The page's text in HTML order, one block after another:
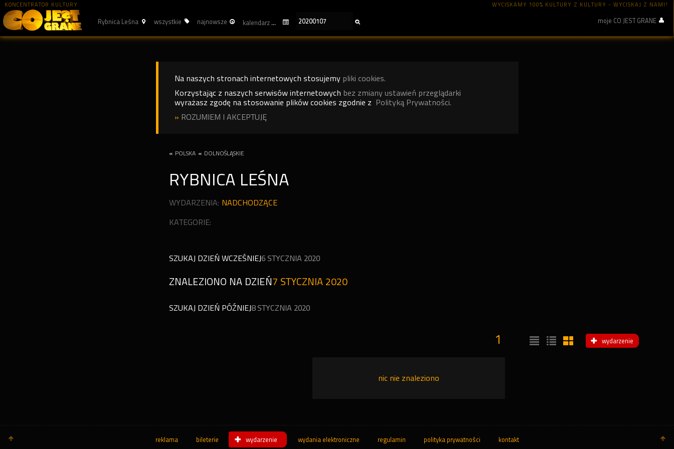
KONCENTRATOR KULTURY WYCISKAMY 100% KULTURY Z KULTURY - WYCISKAJ Z NAMI!
Rybnica Leśna wszystkie najnowsze kalendarz moje CO JEST GRANE
Na naszych stronach internetowych stosujemy pliki cookies.
Korzystając z naszych serwisów internetowych bez zmiany ustawień przeglądarki
wyrażasz zgodę na stosowanie plików cookies zgodnie z Polityką Prywatności.
» ROZUMIEM I AKCEPTUJĘ
« POLSKA « DOLNOŚLĄSKIE
RYBNICA LEŚNA
WYDARZENIA: NADCHODZĄCE
KATEGORIE:
SZUKAJ DZIEŃ WCZEŚNIEJ6 STYCZNIA 2020
ZNALEZIONO NA DZIEŃ7 STYCZNIA 2020
SZUKAJ DZIEŃ PÓŹNIEJ8 STYCZNIA 2020
wydarzenie
1
nic nie znaleziono
reklama bileterie wydarzenie wydania elektroniczne regulamin polityka prywatności kontakt